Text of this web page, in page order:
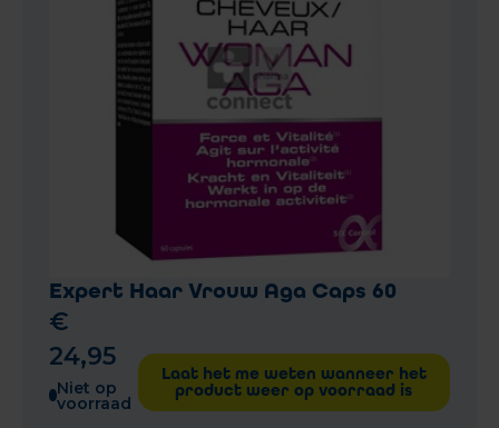
Expert Haar Vrouw Aga Caps 60
€
24,95
Niet op
voorraad
Laat het me weten wanneer het
product weer op voorraad is